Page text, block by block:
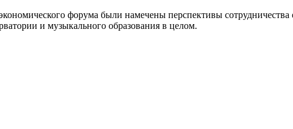
форума были намечены перспективы
и музыкального образования в целом.